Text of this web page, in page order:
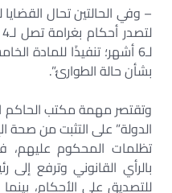
– وفي الحالتين تحال
بشأن حالة الطوارئ.”.
وتقتصر مهمة مكتب
الدولة” على التثبت من صحة
تظلمات المحكوم عليهم،
بالرأي القانوني وترفع
للتصديق على الأحكام،